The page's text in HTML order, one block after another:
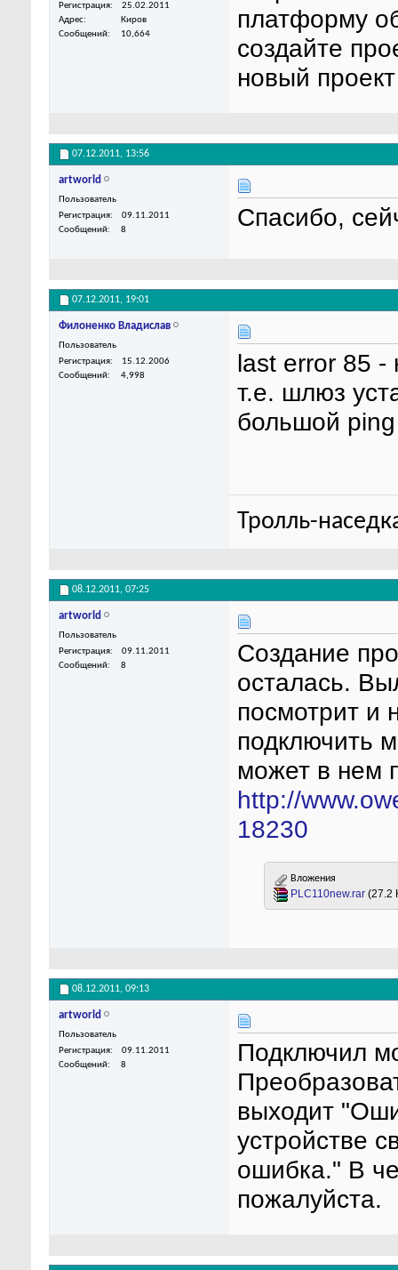
Регистрация
25.02.2011
Адрес
Киров
Сообщений
10,664
платформу
создайте
новый проект
07.12.2011, 13:56
artworld
Пользователь
Регистрация
09.11.2011
Сообщений
8 Спасибо,
07.12.2011, 19:01
Филоненко Владислав
Пользователь
Регистрация
15.12.2006
Сообщений
4,998
last error 85 -
т.е. шлюз
большой ping
Тролль-
08.12.2011, 07:25
artworld
Пользователь
Регистрация
09.11.2011
Сообщений
8
Создание
осталась.
посмотрит и
подключить
может в нем
http://
18230
Вложения
PLC110new.rar (27.2
08.12.2011, 09:13
artworld
Пользователь
Регистрация
09.11.2011
Сообщений
8
Подключил
выходит
устройстве
ошибка." В
пожалуйста.